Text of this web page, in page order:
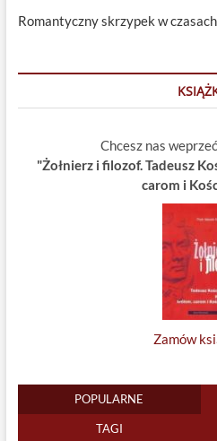
Romantyczny skrzypek w
Chcesz nas
"Żołnierz i filozof. Tadeusz
carom i
Zamów
POPULARNE
TAGI